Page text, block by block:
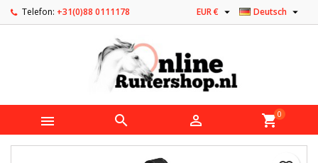
Telefon: +31(0)88 0111178 Deutsch 
EUR € 
   shopping_cart0